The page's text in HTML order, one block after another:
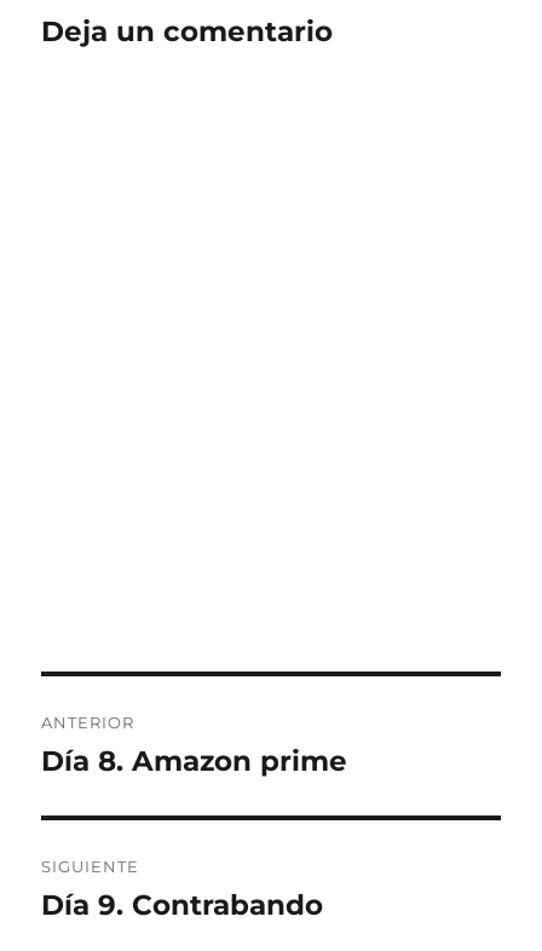
Deja un comentario
de
ANTERIOR
Entrada
Día 8. Amazon prime
SIGUIENTE
Entrada
Día 9. Contrabando